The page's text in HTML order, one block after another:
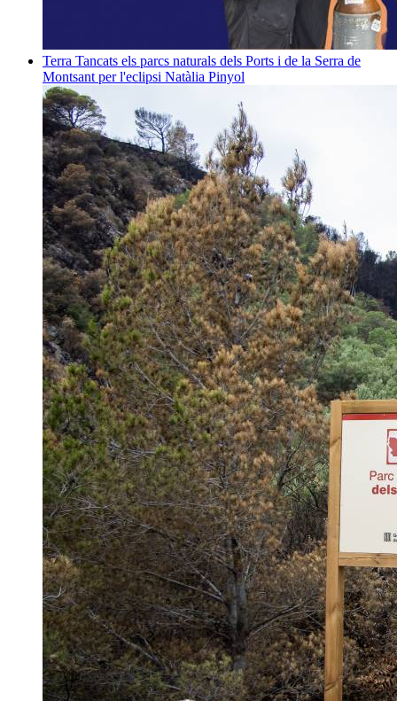
Terra Tancats els parcs naturals dels Ports i de la Serra de
Montsant per l'eclipsi Natàlia Pinyol